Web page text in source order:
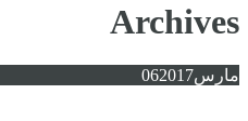
Archives
مارس 062017